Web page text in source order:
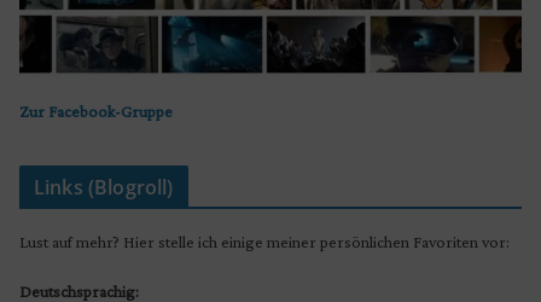
Zur Facebook-Gruppe
Links (Blogroll)
Lust auf mehr? Hier stelle ich einige meiner persönlichen Favoriten vor:
Deutschsprachig: